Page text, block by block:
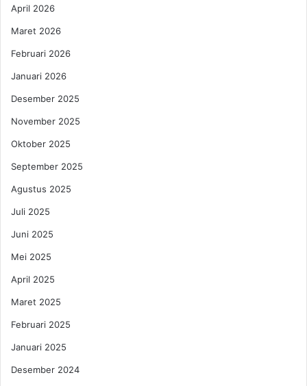
April 2026
Maret 2026
Februari 2026
Januari 2026
Desember 2025
November 2025
Oktober 2025
September 2025
Agustus 2025
Juli 2025
Juni 2025
Mei 2025
April 2025
Maret 2025
Februari 2025
Januari 2025
Desember 2024